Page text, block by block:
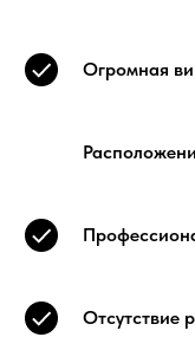
Огромная
Отсутствие